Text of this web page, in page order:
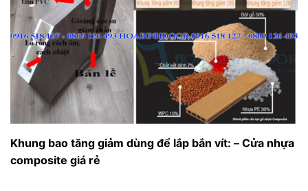
Khung bao tăng giảm dùng để lắp bắn vít: – Cửa nhựa
composite giá rẻ